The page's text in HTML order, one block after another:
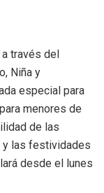
a través del
Niña y
especial para
menores de
de las
y las festividades
desde el lunes